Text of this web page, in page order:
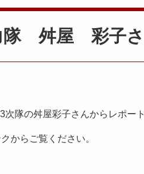
隊 舛屋 彩子さ
隊の舛屋彩子さんからレポー
からご覧ください。